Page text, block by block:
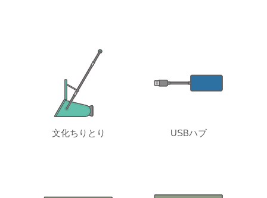
文化ちりとり USBハブ